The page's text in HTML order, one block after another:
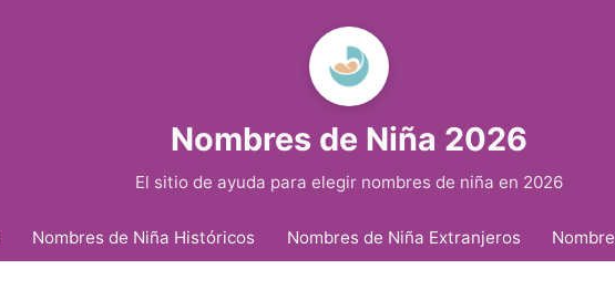
Nombres de Niña 2026
El sitio de ayuda para elegir nombres de niña en 2026
Nombres de Niña Históricos Nombres de Niña Extranjeros